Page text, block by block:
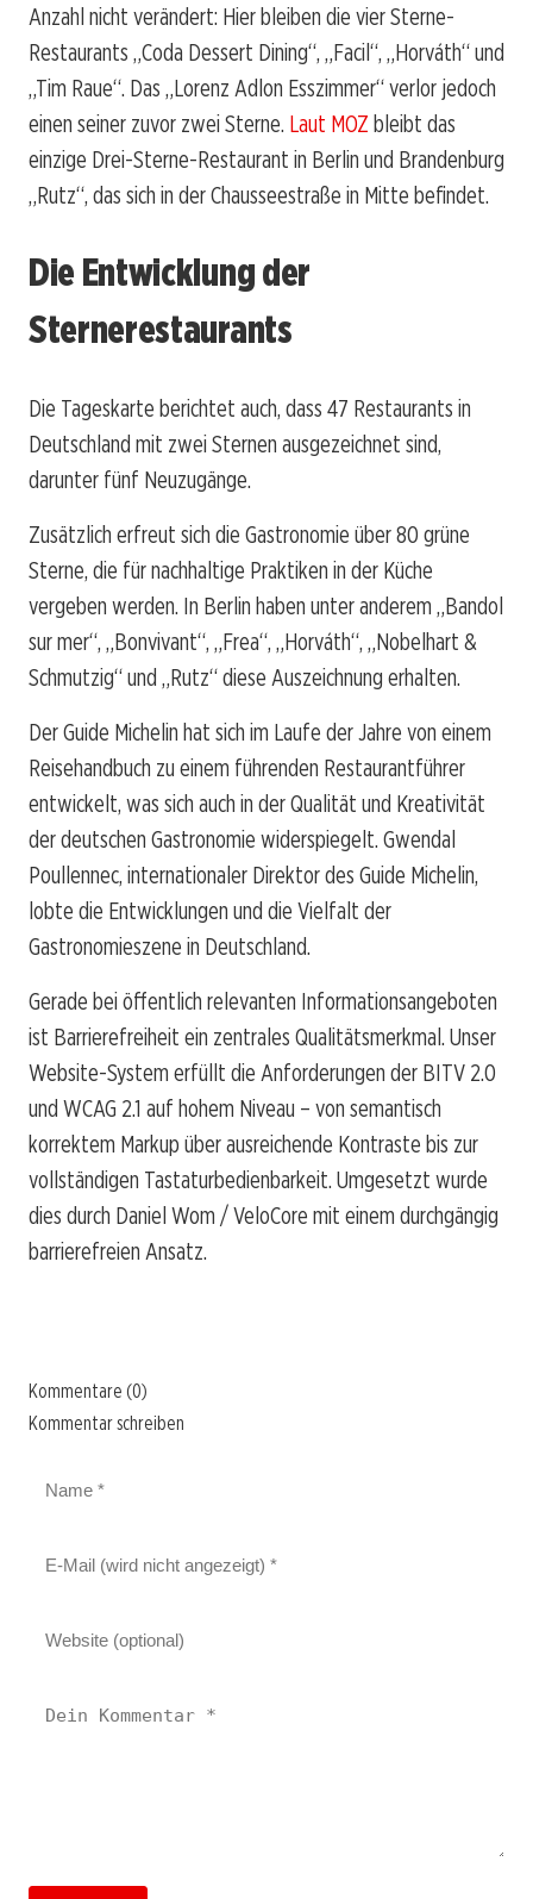
Anzahl nicht verändert: Hier bleiben die vier Sterne-
Restaurants „Coda Dessert Dining“, „Facil“, „Horváth“ und
„Tim Raue“. Das „Lorenz Adlon Esszimmer“ verlor jedoch
einen seiner zuvor zwei Sterne. Laut MOZ bleibt das
einzige Drei-Sterne-Restaurant in Berlin und Brandenburg
„Rutz“, das sich in der Chausseestraße in Mitte befindet.
Die Entwicklung der
Sternerestaurants
Die Tageskarte berichtet auch, dass 47 Restaurants in
Deutschland mit zwei Sternen ausgezeichnet sind,
darunter fünf Neuzugänge.
Zusätzlich erfreut sich die Gastronomie über 80 grüne
Sterne, die für nachhaltige Praktiken in der Küche
vergeben werden. In Berlin haben unter anderem „Bandol
sur mer“, „Bonvivant“, „Frea“, „Horváth“, „Nobelhart &
Schmutzig“ und „Rutz“ diese Auszeichnung erhalten.
Der Guide Michelin hat sich im Laufe der Jahre von einem
Reisehandbuch zu einem führenden Restaurantführer
entwickelt, was sich auch in der Qualität und Kreativität
der deutschen Gastronomie widerspiegelt. Gwendal
Poullennec, internationaler Direktor des Guide Michelin,
lobte die Entwicklungen und die Vielfalt der
Gastronomieszene in Deutschland.
Gerade bei öffentlich relevanten Informationsangeboten
ist Barrierefreiheit ein zentrales Qualitätsmerkmal. Unser
Website-System erfüllt die Anforderungen der BITV 2.0
und WCAG 2.1 auf hohem Niveau – von semantisch
korrektem Markup über ausreichende Kontraste bis zur
vollständigen Tastaturbedienbarkeit. Umgesetzt wurde
dies durch Daniel Wom / VeloCore mit einem durchgängig
barrierefreien Ansatz.
Kommentare (0)
Kommentar schreiben